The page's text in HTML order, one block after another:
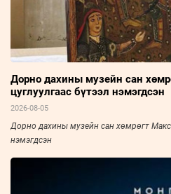
Дорно дахины музейн сан
цуглуулгаас бүтээл нэмэгдсэн
2026-08-05
Дорно дахины музейн сан хөмрөгт
нэмэгдсэн